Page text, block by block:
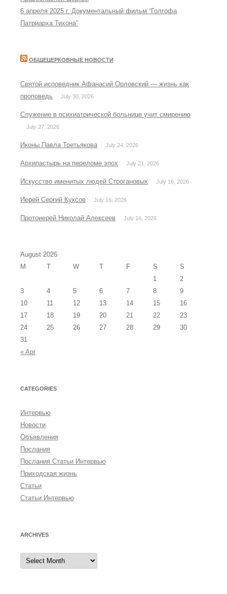
6 апреля 2025 г. Документальный фильм “Голгофа
Патриарха Тихона”
ОБЩЕЦЕРКОВНЫЕ НОВОСТИ
Святой исповедник Афанасий Орловский — жизнь как
проповедь
July 30, 2026
Служение в психиатрической больнице учит смирению
July 27, 2026
Иконы Павла Третьякова July 24, 2026
Архипастырь на переломе эпох July 21, 2026
Искусство именитых людей Строгановых July 16, 2026
Иерей Сергий Куксов July 16, 2026
Протоиерей Николай Алексеев July 16, 2026
August 2026
M
T W T F S S
« Apr
1
2
3
4 5 6 7 8
9
10
11 12 13 14 15
16
17
18 19 20 21 22
23
24
25 26 27 28 29
30
31
CATEGORIES
Интервью
Новости
Объявления
Послания
Послания Статьи Интервью
Приходская жизнь
Статьи
Статьи Интервью
ARCHIVES
A
c